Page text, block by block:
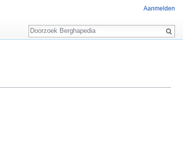
Aanmelden
Zoeken